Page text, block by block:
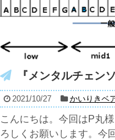
『メンタルチェン
2021/10/27 かいりきベ
こんにちは。今回はP丸
ろしくお願いします。今